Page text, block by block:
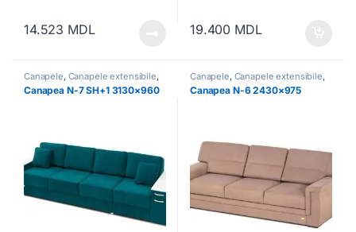
14.523 MDL 19.400 MDL
Canapele, Canapele extensibile,
Mobilă Mobilă moale
Canapea N-7 SH+1 3130×960
Canapele, Canapele extensibile,
Mobilă Mobilă moale
Canapea N-6 2430×975